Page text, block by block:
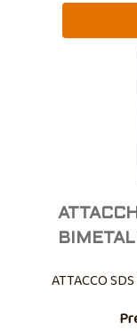
ATTACCO